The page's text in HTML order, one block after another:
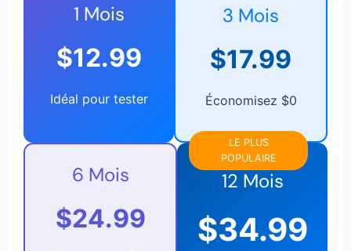
1 Mois
$12.99
Idéal pour tester
3 Mois
$17.99
Économisez $0
6 Mois
$24.99
LE PLUS
POPULAIRE
12 Mois
$34.99